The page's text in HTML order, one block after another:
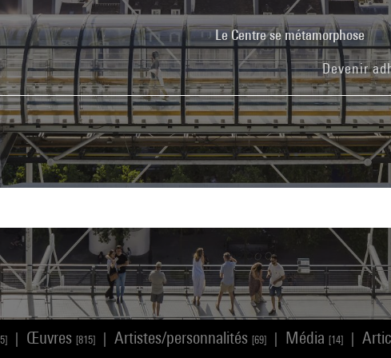
Le Centre se métamorphose
Devenir
Œuvres [815] Artistes/personnalités [69] Média [14]